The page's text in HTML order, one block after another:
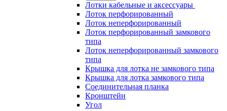
Лотки кабельные и аксессуары
Лоток перфорированный
Лоток неперфорированный
Лоток перфорированный замкового
типа
Лоток неперфорированный замкового
типа
Крышка для лотка не замкового типа
Крышка для лотка замкового типа
Соединительная планка
Кронштейн
Угол